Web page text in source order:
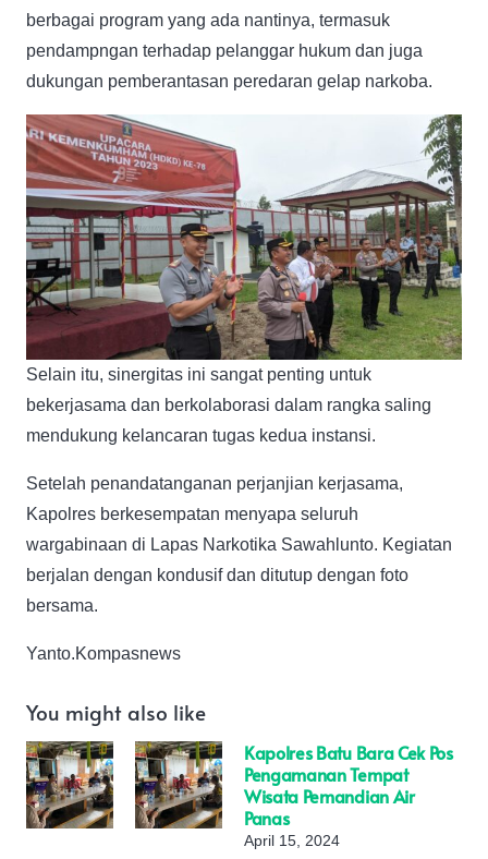
berbagai program yang ada nantinya, termasuk
pendampngan terhadap pelanggar hukum dan juga
dukungan pemberantasan peredaran gelap narkoba.
Selain itu, sinergitas ini sangat penting untuk
bekerjasama dan berkolaborasi dalam rangka saling
mendukung kelancaran tugas kedua instansi.
Setelah penandatanganan perjanjian kerjasama,
Kapolres berkesempatan menyapa seluruh
wargabinaan di Lapas Narkotika Sawahlunto. Kegiatan
berjalan dengan kondusif dan ditutup dengan foto
bersama.
Yanto.Kompasnews
You might also like
Kapolres Batu Bara Cek Pos
Pengamanan Tempat
Wisata Pemandian Air
Panas
April 15, 2024